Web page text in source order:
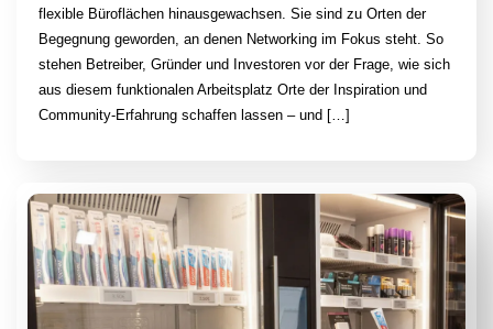
flexible Büroflächen hinausgewachsen. Sie sind zu Orten der
Begegnung geworden, an denen Networking im Fokus steht. So
stehen Betreiber, Gründer und Investoren vor der Frage, wie sich
aus diesem funktionalen Arbeitsplatz Orte der Inspiration und
Community-Erfahrung schaffen lassen – und […]